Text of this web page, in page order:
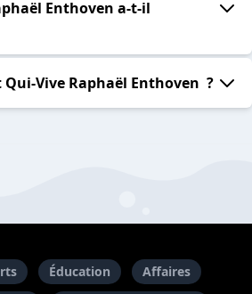
Enthoven a-t-il
Qui-Vive Raphaël Enthoven ?
Éducation
Affaires